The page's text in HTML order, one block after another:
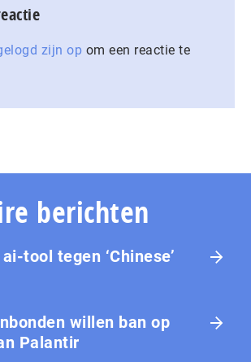
zijn op om een reactie te
berichten
tool tegen ‘Chinese’
willen ban op
Palantir